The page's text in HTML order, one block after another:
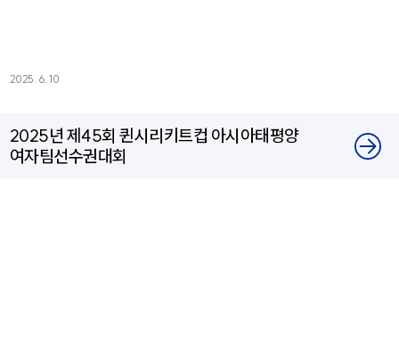
2025. 6. 10
2025년 제45회 퀸시리키트컵 아시아태평양
여자팀선수권대회